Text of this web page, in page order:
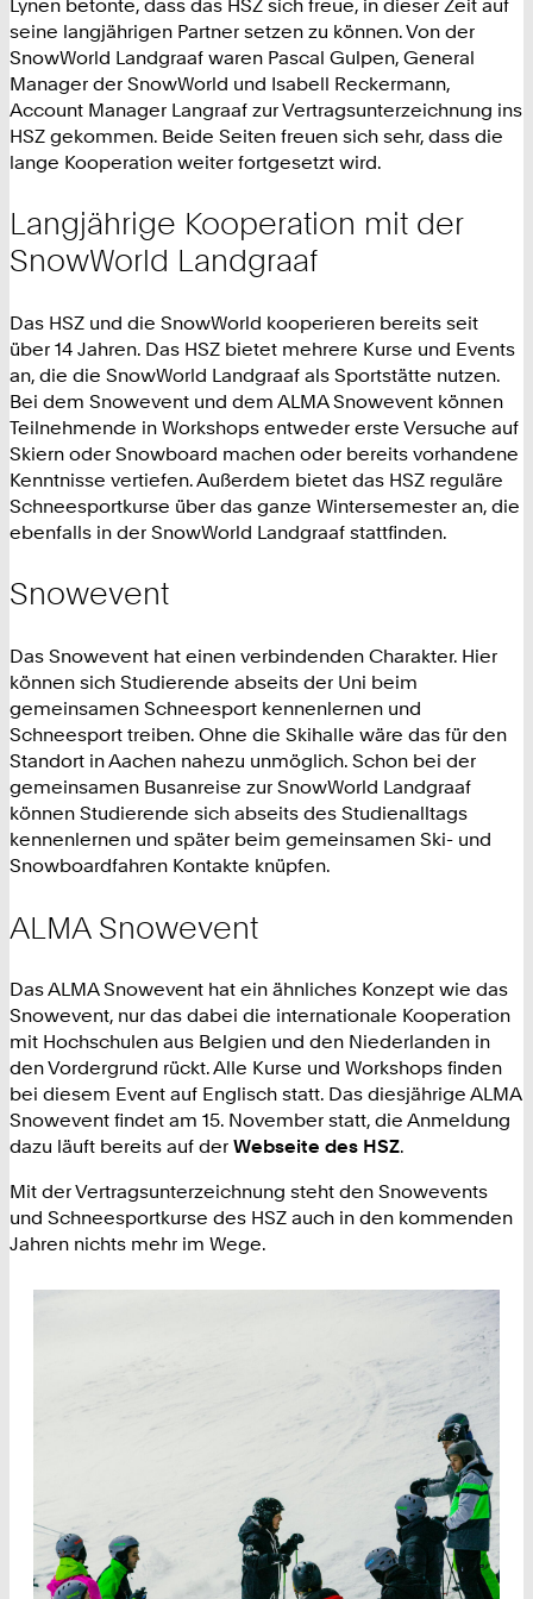
seine langjährigen Partner setzen zu können. Von der
SnowWorld Landgraaf waren Pascal Gulpen, General
Manager der SnowWorld und Isabell Reckermann,
Account Manager Langraaf zur Vertragsunterzeichnung ins
HSZ gekommen. Beide Seiten freuen sich sehr, dass die
lange Kooperation weiter fortgesetzt wird.
Langjährige Kooperation mit der
SnowWorld Landgraaf
Das HSZ und die SnowWorld kooperieren bereits seit
über 14 Jahren. Das HSZ bietet mehrere Kurse und Events
an, die die SnowWorld Landgraaf als Sportstätte nutzen.
Bei dem Snowevent und dem ALMA Snowevent können
Teilnehmende in Workshops entweder erste Versuche auf
Skiern oder Snowboard machen oder bereits vorhandene
Kenntnisse vertiefen. Außerdem bietet das HSZ reguläre
Schneesportkurse über das ganze Wintersemester an, die
ebenfalls in der SnowWorld Landgraaf stattfinden.
Snowevent
Das Snowevent hat einen verbindenden Charakter. Hier
können sich Studierende abseits der Uni beim
gemeinsamen Schneesport kennenlernen und
Schneesport treiben. Ohne die Skihalle wäre das für den
Standort in Aachen nahezu unmöglich. Schon bei der
gemeinsamen Busanreise zur SnowWorld Landgraaf
können Studierende sich abseits des Studienalltags
kennenlernen und später beim gemeinsamen Ski- und
Snowboardfahren Kontakte knüpfen.
ALMA Snowevent
Das ALMA Snowevent hat ein ähnliches Konzept wie das
Snowevent, nur das dabei die internationale Kooperation
mit Hochschulen aus Belgien und den Niederlanden in
den Vordergrund rückt. Alle Kurse und Workshops finden
bei diesem Event auf Englisch statt. Das diesjährige ALMA
Snowevent findet am 15. November statt, die Anmeldung
dazu läuft bereits auf der Webseite des HSZ.
Mit der Vertragsunterzeichnung steht den Snowevents
und Schneesportkurse des HSZ auch in den kommenden
Jahren nichts mehr im Wege.